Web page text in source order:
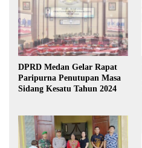
DPRD Medan Gelar Rapat
Paripurna Penutupan Masa
Sidang Kesatu Tahun 2024